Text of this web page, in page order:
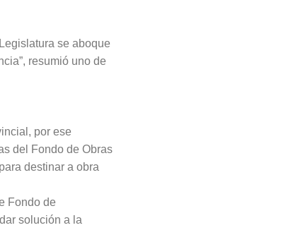
se aboque
resumió uno de
por ese
del Fondo de Obras
destinar a obra
Fondo de
solución a la